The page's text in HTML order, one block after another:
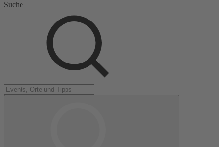
Suche